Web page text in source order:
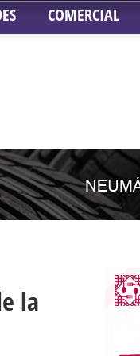
COMERCIAL
Coronada –
Lorenzo
la